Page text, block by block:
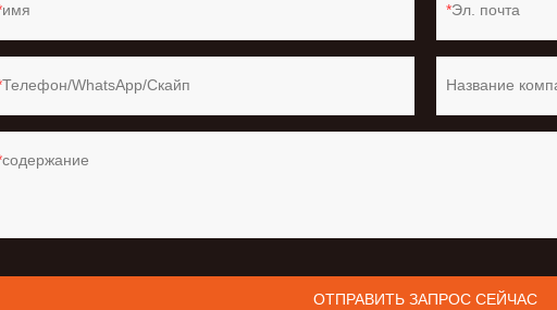
имя Эл. почта
Телефон/WhatsApp/Скайп Название
содержание
ОТПРАВИТЬ ЗАПРОС СЕЙЧАС